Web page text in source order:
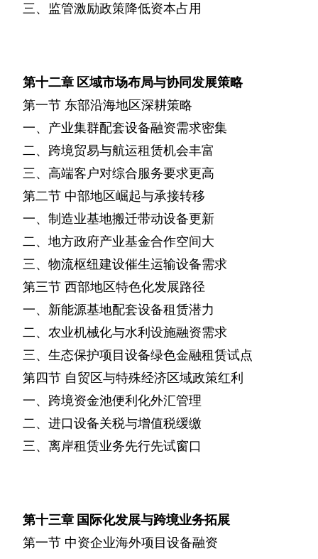
三、监管激励政策降低资本占用
第十二章 区域市场布局与协同发展策略
第一节 东部沿海地区深耕策略
一、产业集群配套设备融资需求密集
二、跨境贸易与航运租赁机会丰富
三、高端客户对综合服务要求更高
第二节 中部地区崛起与承接转移
一、制造业基地搬迁带动设备更新
二、地方政府产业基金合作空间大
三、物流枢纽建设催生运输设备需求
第三节 西部地区特色化发展路径
一、新能源基地配套设备租赁潜力
二、农业机械化与水利设施融资需求
三、生态保护项目设备绿色金融租赁试点
第四节 自贸区与特殊经济区域政策红利
一、跨境资金池便利化外汇管理
二、进口设备关税与增值税缓缴
三、离岸租赁业务先行先试窗口
第十三章 国际化发展与跨境业务拓展
第一节 中资企业海外项目设备融资